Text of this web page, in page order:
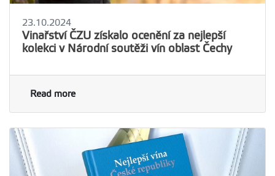
23.10.2024
Vinařství ČZU získalo ocenění za nejlepší
kolekci v Národní soutěži vín oblast Čechy
Read more